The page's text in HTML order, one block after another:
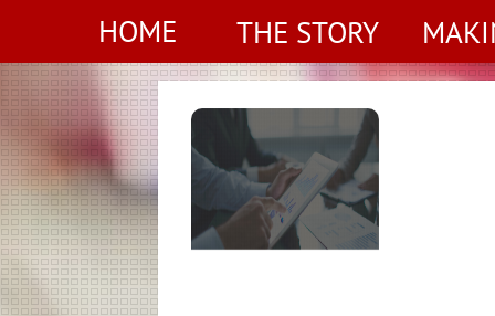
HOME THE STORY